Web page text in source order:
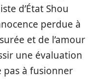
d’État Shou
perdue à
et de l’amour
une évaluation
pas à fusionner